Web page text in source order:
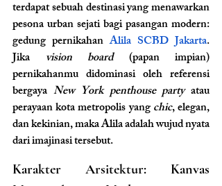
terdapat sebuah destinasi yang menawarkan
pesona urban sejati bagi pasangan modern:
gedung pernikahan Alila SCBD Jakarta.
Jika vision board (papan impian)
pernikahanmu didominasi oleh referensi
bergaya New York penthouse party atau
perayaan kota metropolis yang chic, elegan,
dan kekinian, maka Alila adalah wujud nyata
dari imajinasi tersebut.
Karakter Arsitektur: Kanvas